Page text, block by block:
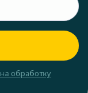
на обработку